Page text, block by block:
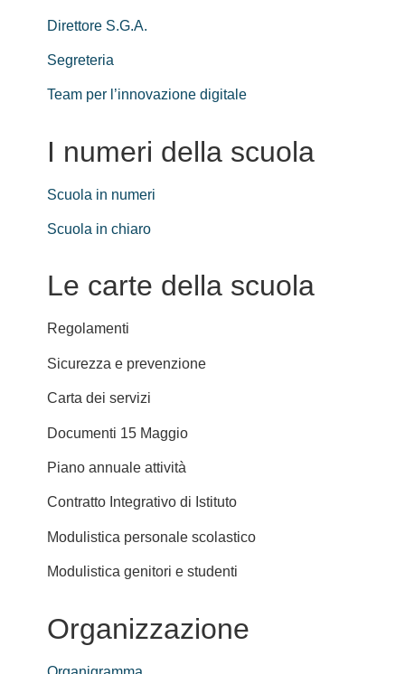
Direttore S.G.A.
Segreteria
Team per l’innovazione digitale
I numeri della scuola
Scuola in numeri
Scuola in chiaro
Le carte della scuola
Regolamenti
Sicurezza e prevenzione
Carta dei servizi
Documenti 15 Maggio
Piano annuale attività
Contratto Integrativo di Istituto
Modulistica personale scolastico
Modulistica genitori e studenti
Organizzazione